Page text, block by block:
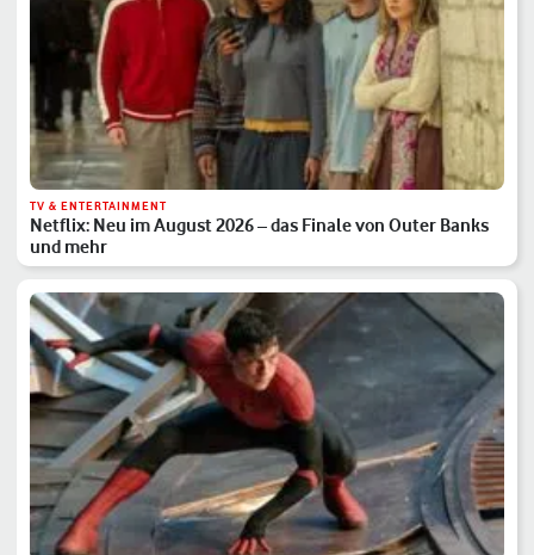
TV & ENTERTAINMENT
Netflix: Neu im August 2026 – das Finale von Outer Banks
und mehr